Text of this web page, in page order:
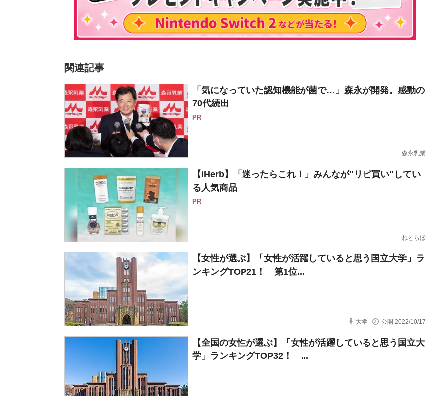
関連記事
「気になっていた認知機能が菌で…」森永が開発。感動の
70代続出
PR
森永乳業
【iHerb】「迷ったらこれ！」みんなが"リピ買い"してい
る人気商品
PR
ねとらぼ
【女性が選ぶ】「女性が活躍していると思う国立大学」ラ
ンキングTOP21！ 第1位...
大学 公開 2022/10/17
【全国の女性が選ぶ】「女性が活躍していると思う国立大
学」ランキングTOP32！ ...